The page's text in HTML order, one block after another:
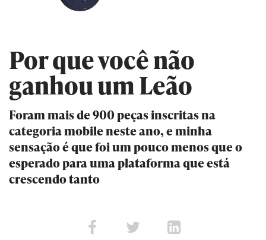
Por que você não
ganhou um Leão
Foram mais de 900 peças inscritas na
categoria mobile neste ano, e minha
sensação é que foi um pouco menos que o
esperado para uma plataforma que está
crescendo tanto